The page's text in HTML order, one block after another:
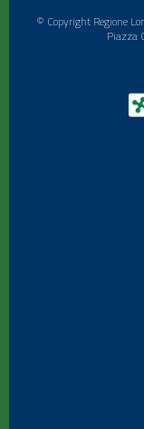
© Copyright Regione
Piazza